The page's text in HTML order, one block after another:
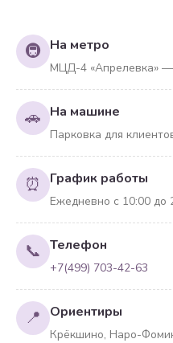
🚇 На метро
МЦД-4 «Апрелевка»
🚗 На машине
Парковка для
⏰ График работы
Ежедневно с 10:00 до
📞 Телефон
+7(499) 703-42-63
📍 Ориентиры
Крёкшино, Наро-